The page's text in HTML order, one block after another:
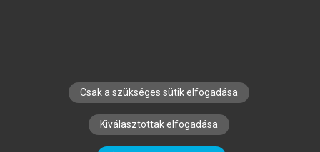
SZERZŐKNEK CÉGEKNEK KÖNYVTÁROSOKNAK
SZERKESZTÉSI ÉS LEKTORÁLÁSI ALAPELVEK
Csak a szükséges sütik elfogadása
Kiválasztottak elfogadása